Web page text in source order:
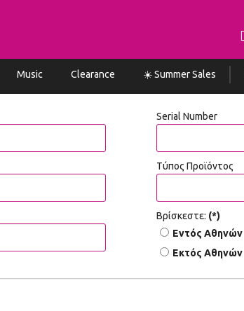
Music Clearance ☀️ Summer Sales
Serial Number
Τύπος Προϊόντος
Βρίσκεστε: (*)
Εντός Αθηνών
Εκτός Αθηνών